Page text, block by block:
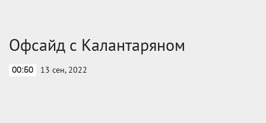
Офсайд с Калантаряном
00:50 13 сен, 2022